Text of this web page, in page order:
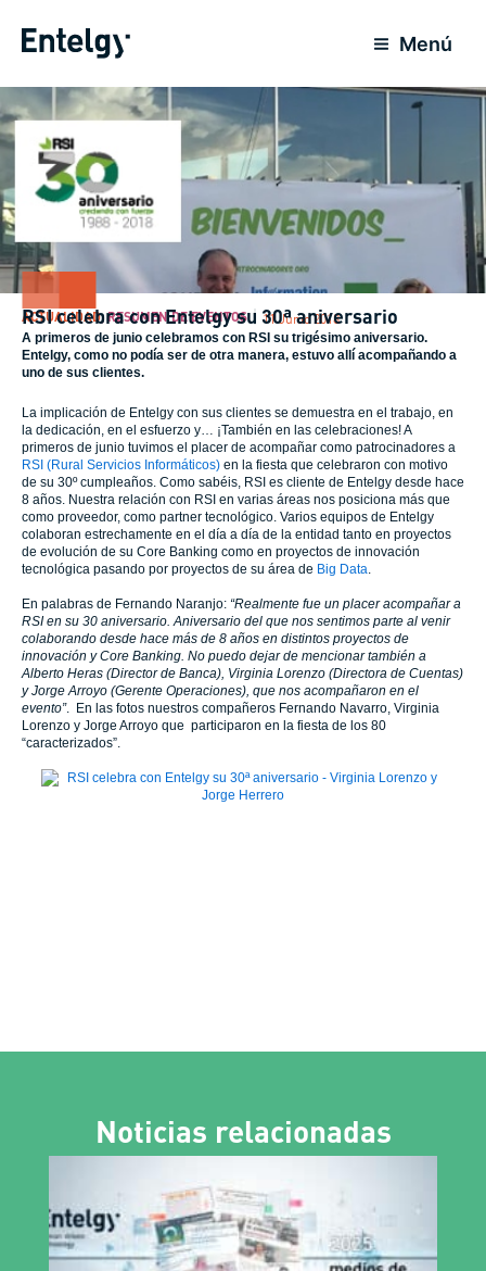
Menú
ACTUALIDAD,RESUMEN DE EVENTOS 11 Junio 2018
RSI celebra con Entelgy su 30ª aniversario
A primeros de junio celebramos con RSI su trigésimo aniversario.
Entelgy, como no podía ser de otra manera, estuvo allí acompañando a
uno de sus clientes.
La implicación de Entelgy con sus clientes se demuestra en el trabajo, en
la dedicación, en el esfuerzo y… ¡También en las celebraciones! A
primeros de junio tuvimos el placer de acompañar como patrocinadores a
RSI (Rural Servicios Informáticos) en la fiesta que celebraron con motivo
de su 30º cumpleaños. Como sabéis, RSI es cliente de Entelgy desde hace
8 años. Nuestra relación con RSI en varias áreas nos posiciona más que
como proveedor, como partner tecnológico. Varios equipos de Entelgy
colaboran estrechamente en el día a día de la entidad tanto en proyectos
de evolución de su Core Banking como en proyectos de innovación
tecnológica pasando por proyectos de su área de Big Data.
En palabras de Fernando Naranjo: “Realmente fue un placer acompañar a
RSI en su 30 aniversario. Aniversario del que nos sentimos parte al venir
colaborando desde hace más de 8 años en distintos proyectos de
innovación y Core Banking. No puedo dejar de mencionar también a
Alberto Heras (Director de Banca), Virginia Lorenzo (Directora de Cuentas)
y Jorge Arroyo (Gerente Operaciones), que nos acompañaron en el
evento”. En las fotos nuestros compañeros Fernando Navarro, Virginia
Lorenzo y Jorge Arroyo que participaron en la fiesta de los 80
“caracterizados”.
Noticias relacionadas